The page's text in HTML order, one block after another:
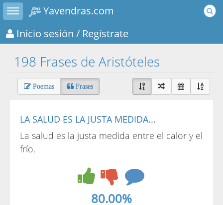
Toggle sidebar
Yavendras.com
Inicio sesión / Regístrate
198 Frases de Aristóteles
Poemas Frases
LA SALUD ES LA JUSTA MEDIDA...
La salud es la justa medida entre el calor y el
frío.
80.00%